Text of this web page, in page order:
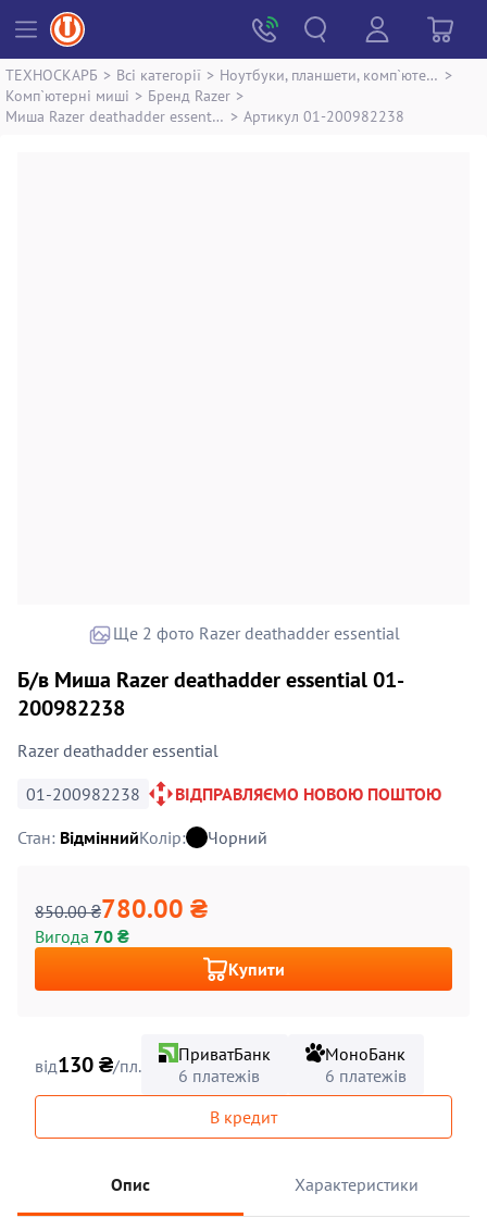
ТЕХНОСКАРБ > Всі категорії > Ноутбуки, планшети, комп`ютери >
Комп`ютерні миші > Бренд Razer >
Миша Razer deathadder essential > Артикул 01-200982238
Ще 2 фото Razer deathadder essential
Б/в Миша Razer deathadder essential 01-
200982238
Razer deathadder essential
01-200982238
ВІДПРАВЛЯЄМО НОВОЮ ПОШТОЮ
Стан: ВідміннийКолір: Чорний
850.00 ₴780.00 ₴
Вигода 70 ₴
Купити
від130 ₴/пл.
ПриватБанк
6 платежів
МоноБанк
6 платежів
В кредит
Опис Характеристики